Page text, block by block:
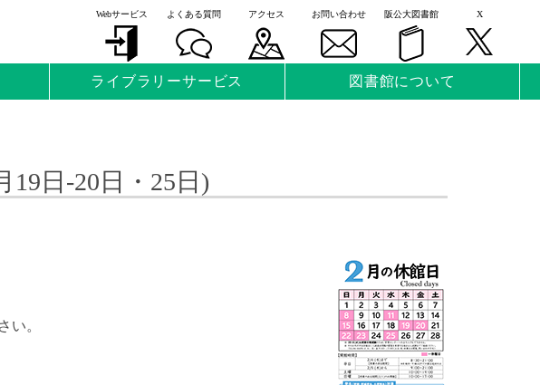
Webサービス よくある質問 アクセス お問い合わせ 阪公大図書館 X
ライブラリーサービス 図書館について
日-20日・25日)
い。